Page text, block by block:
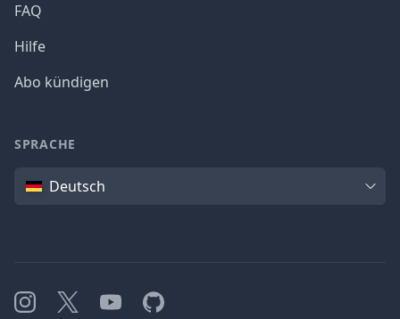
FAQ
Hilfe
Abo kündigen
SPRACHE
SpracheDeutsch
Instagram
X YouTubeGitHub